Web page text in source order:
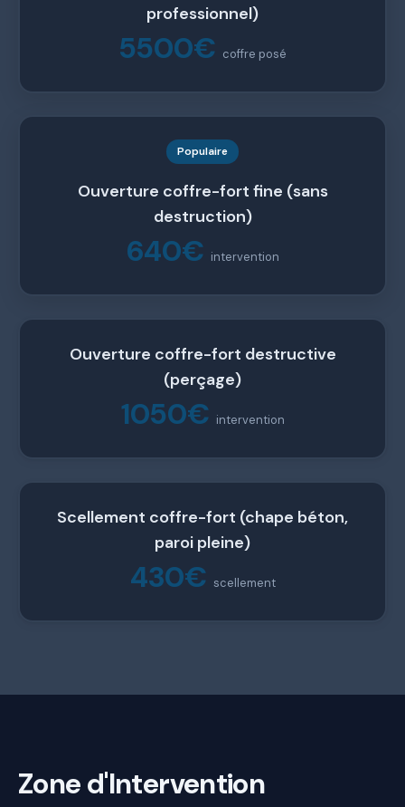
professionnel)
5500€ coffre posé
Populaire
Ouverture coffre-fort fine (sans
destruction)
640€ intervention
Ouverture coffre-fort destructive
(perçage)
1050€ intervention
Scellement coffre-fort (chape béton,
paroi pleine)
430€ scellement
Zone d'Intervention